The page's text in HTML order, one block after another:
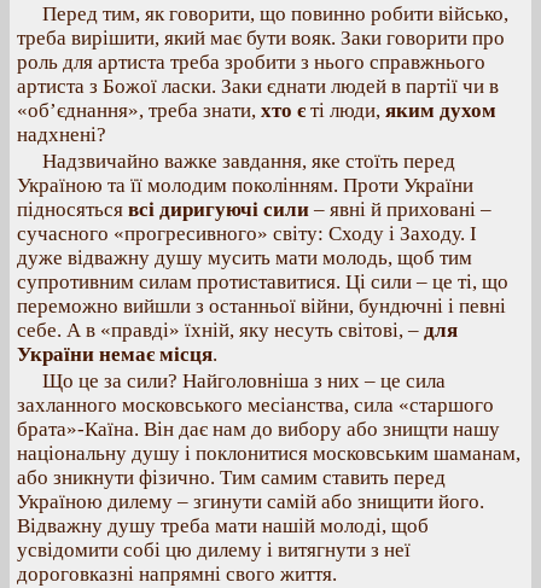
Перед тим, як говорити, що повинно робити військо,
треба вирішити, який має бути вояк. Заки говорити про
роль для артиста треба зробити з нього справжнього
артиста з Божої ласки. Заки єднати людей в партії чи в
«об’єднання», треба знати, хто є ті люди, яким духом
надхнені?
Надзвичайно важке завдання, яке стоїть перед
Україною та її молодим поколінням. Проти України
підносяться всі диригуючі сили – явні й приховані –
сучасного «прогресивного» світу: Сходу і Заходу. І
дуже відважну душу мусить мати молодь, щоб тим
супротивним силам протиставитися. Ці сили – це ті, що
переможно вийшли з останньої війни, бундючні і певні
себе. А в «правді» їхній, яку несуть світові, – для
України немає місця.
Що це за сили? Найголовніша з них – це сила
захланного московського месіанства, сила «старшого
брата»-Каїна. Він дає нам до вибору або знищти нашу
національну душу і поклонитися московським шаманам,
або зникнути фізично. Тим самим ставить перед
Україною дилему – згинути самій або знищити його.
Відважну душу треба мати нашій молоді, щоб
усвідомити собі цю дилему і витягнути з неї
дороговказні напрямні свого життя.